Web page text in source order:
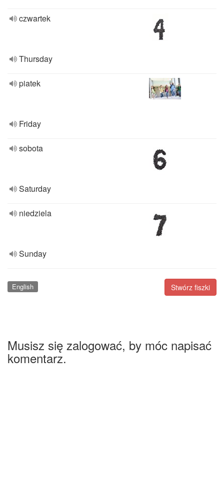
czwartek
Thursday
piatek
Friday
sobota
Saturday
niedziela
Sunday
Stwórz fiszki
English
Musisz się zalogować, by móc napisać
komentarz.